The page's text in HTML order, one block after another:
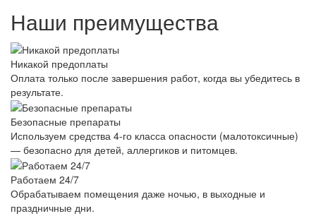
Наши преимущества
Никакой предоплаты
Оплата только после завершения работ, когда вы убедитесь в
результате.
Безопасные препараты
Используем средства 4-го класса опасности (малотоксичные)
— безопасно для детей, аллергиков и питомцев.
Работаем 24/7
Обрабатываем помещения даже ночью, в выходные и
праздничные дни.